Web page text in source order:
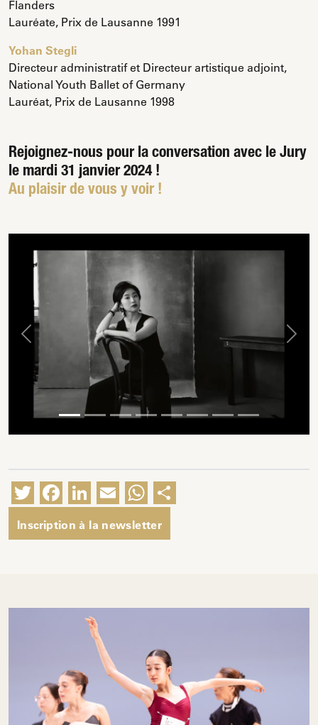
Flanders
Lauréate, Prix de Lausanne 1991
Yohan Stegli
Directeur administratif et Directeur artistique adjoint,
National Youth Ballet of Germany
Lauréat, Prix de Lausanne 1998
Rejoignez-nous pour la conversation avec le Jury
le mardi 31 janvier 2024 !
Au plaisir de vous y voir !
Previous Next
Twitter
Facebook
LinkedIn
EmailWhatsApp
Inscription à la newsletter